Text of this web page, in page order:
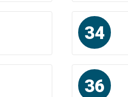
34
36